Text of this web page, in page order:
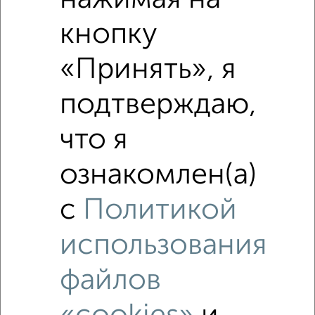
Рядом, с меньшей ценой
кнопку
«Принять», я
подтверждаю,
что я
ознакомлен(а)
с Политикой
использования
файлов